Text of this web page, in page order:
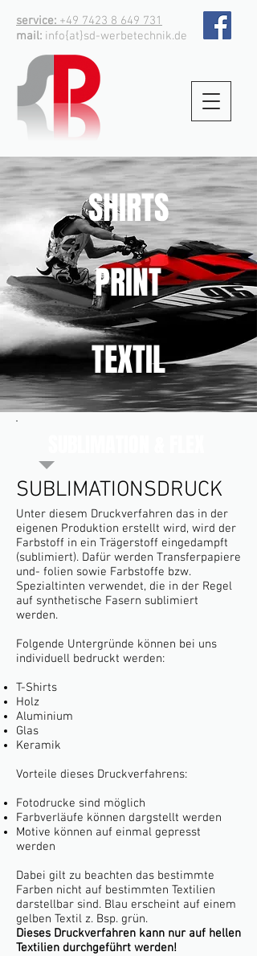
service: +49 7423 8 649 731
mail: info{at}sd-werbetechnik.de
SHIRTS
PRINT
TEXTIL
SUBLIMATIONSDRUCK
Unter diesem Druckverfahren das in der
eigenen Produktion erstellt wird, wird der
Farbstoff in ein Trägerstoff eingedampft
(sublimiert). Dafür werden Transferpapiere
und- folien sowie Farbstoffe bzw.
Spezialtinten verwendet, die in der Regel
auf synthetische Fasern sublimiert
werden.
Folgende Untergründe können bei uns
individuell bedruckt werden:
T-Shirts
Holz
Aluminium
Glas
Keramik
Vorteile dieses Druckverfahrens:
Fotodrucke sind möglich
Farbverläufe können dargstellt werden
Motive können auf einmal gepresst
werden
Dabei gilt zu beachten das bestimmte
Farben nicht auf bestimmten Textilien
darstellbar sind. Blau erscheint auf einem
gelben Textil z. Bsp. grün.
Dieses Druckverfahren kann nur auf hellen
Textilien durchgeführt werden!